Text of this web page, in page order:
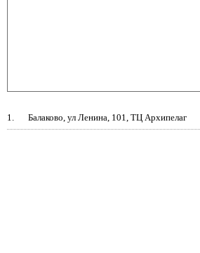
1. Балаково, ул Ленина, 101, ТЦ Архипелаг